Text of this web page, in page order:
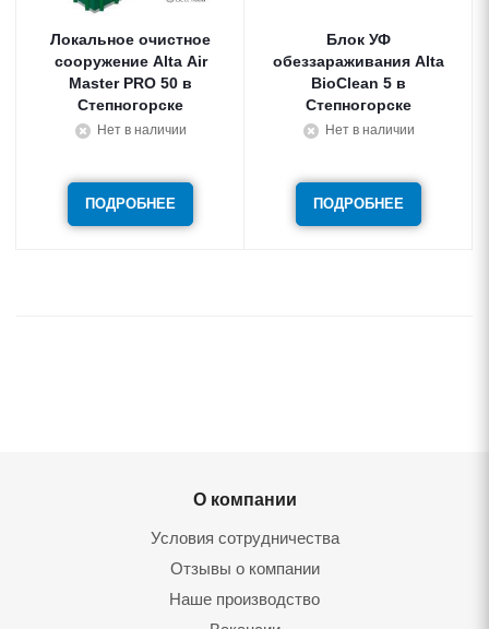
Локальное очистное
сооружение Alta Air
Master PRO 50
Степногорске
Нет в наличии
ПОДРОБНЕЕ
Блок УФ
обеззараживания Alta
BioClean 5
Степногорске
Нет в наличии
ПОДРОБНЕЕ
О компании
Условия сотрудничества
Отзывы о компании
Наше производство